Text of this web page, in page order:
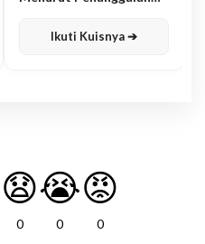
Ikuti Kuisnya ➔
😧
0
😭
0
😡
0